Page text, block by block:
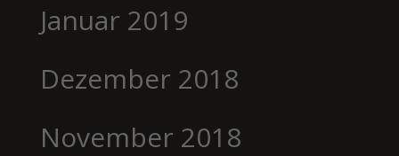
Januar 2019
Dezember 2018
November 2018